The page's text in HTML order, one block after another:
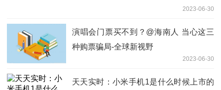
2023-06-30
演唱会门票买不到？@海南人 当心这三
种购票骗局-全球新视野
2023-06-30
天天实时：小米手机1是什么时候上市的